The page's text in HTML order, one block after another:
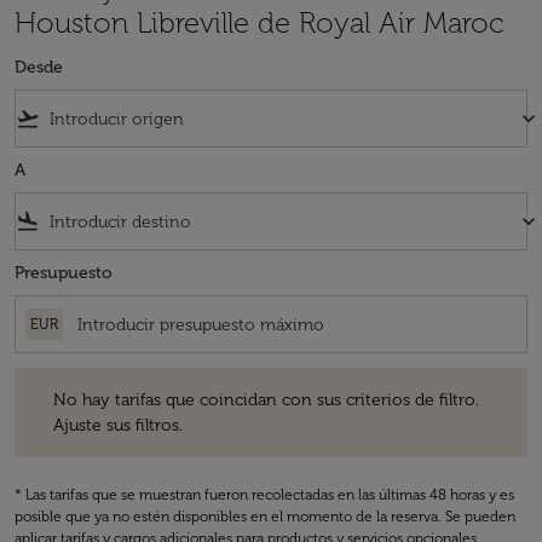
Houston Libreville de Royal Air Maroc
Desde
flight_takeoff keyboard_arrow_down
A
flight_land keyboard_arrow_down
Presupuesto
EUR
No hay tarifas que coincidan con sus criterios de filtro.
Ajuste sus filtros.
* Las tarifas que se muestran fueron recolectadas en las últimas 48 horas y es
posible que ya no estén disponibles en el momento de la reserva. Se pueden
aplicar tarifas y cargos adicionales para productos y servicios opcionales.